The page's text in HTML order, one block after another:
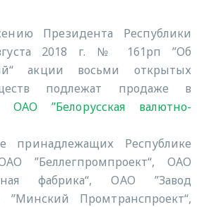
Президента Республики
2018 г. № 161рп ”Об
акции восьми открытых
подлежат продаже в
ОАО ”Белорусская валютно-
принадлежащих Республике
”Беллегпромпроект“, ОАО
фабрика“, ОАО ”Завод
Промтранспроект“,